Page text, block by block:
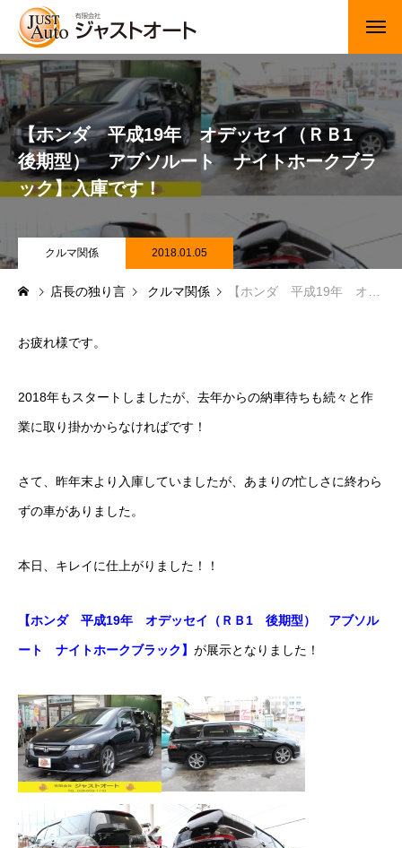
トップページ
新車
中古車・未使用車
Gooネット在庫情報
カーセンサー在庫情報
車検・定期点検
ボディコーティング・艶出し・磨き
部品の取り付け
各種作業料金
おすすめ
部品の取り付け
オイル交換
独自の買取査定
ジャストオートのカーリース
カーリースとは？
【ホンダ 平成19年 オデッセイ（ＲＢ1
後期型） アブソルート ナイトホークブラ
ック】入庫です！
クルマ関係 2018.01.05
店長の独り言 クルマ関係 【ホンダ 平成19年 オデッセイ（ＲＢ1 後期型） アブソルート ナイトホークブラック】入庫です！
お疲れ様です。
2018年もスタートしましたが、去年からの納車待ちも続々と作
業に取り掛かからなければです！
さて、昨年末より入庫していましたが、あまりの忙しさに終わら
ずの車がありました。
本日、キレイに仕上がりました！！
【ホンダ 平成19年 オデッセイ（ＲＢ1 後期型） アブソル
ート ナイトホークブラック】 が展示となりました！